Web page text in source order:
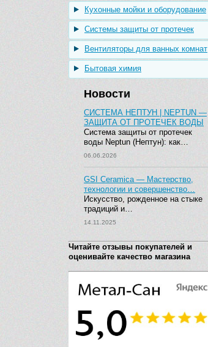
Кухонные мойки и оборудование
Системы защиты от протечек
Вентиляторы для ванных комнат
Бытовая химия
Новости
СИСТЕМА НЕПТУН | NEPTUN —
ЗАЩИТА ОТ ПРОТЕЧЕК ВОДЫ
Система защиты от протечек
воды Neptun (Нептун): как…
06.06.2026
GSI Ceramica — Мастерство,
технологии и совершенство…
Искусство, рожденное на стыке
традиций и…
14.11.2025
Читайте отзывы покупателей и
оценивайте качество магазина